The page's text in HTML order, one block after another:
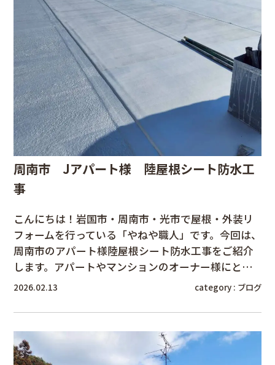
周南市 Jアパート様 陸屋根シート防水工
事
こんにちは！岩国市・周南市・光市で屋根・外装リ
フォームを行っている「やねや職人」です。今回は、
周南市のアパート様陸屋根シート防水工事をご紹介
します。アパートやマンションのオーナー様にと…
2026.02.13 category : ブログ